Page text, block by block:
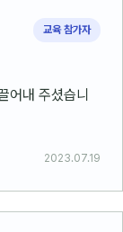
교육 참가자
어내 주셨습니
2023.07.19